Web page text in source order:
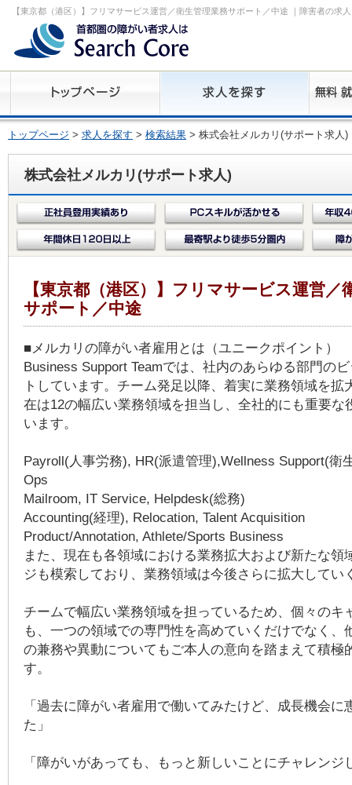
【東京都（港区）】フリマサービス運営／衛生管理業務サポート／中途 ｜障害者の求人
トップページ > 求人を探す > 検索結果 > 株式会社メルカリ(サポート求人)
株式会社メルカリ(サポート求人)
【東京都（港区）】フリマサービス運営／
サポート／中途
■メルカリの障がい者雇用とは（ユニークポイント）
Business Support Teamでは、社内のあらゆる部門の
トしています。チーム発足以降、着実に業務領域を拡
在は12の幅広い業務領域を担当し、全社的にも重要な
います。
Payroll(人事労務), HR(派遣管理),Wellness Support(衛
Ops
Mailroom, IT Service, Helpdesk(総務)
Accounting(経理), Relocation, Talent Acquisition
Product/Annotation, Athlete/Sports Business
また、現在も各領域における業務拡大および新たな領
ジも模索しており、業務領域は今後さらに拡大してい
チームで幅広い業務領域を担っているため、個々のキ
も、一つの領域での専門性を高めていくだけでなく、
の兼務や異動についてもご本人の意向を踏まえて積極
す。
「過去に障がい者雇用で働いてみたけど、成長機会に
た」
「障がいがあっても、もっと新しいことにチャレンジ